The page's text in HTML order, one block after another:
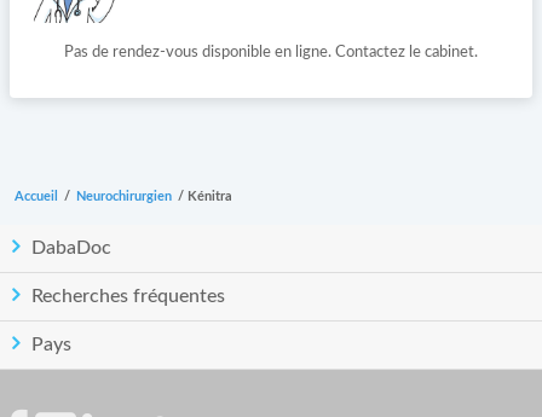
Pas de rendez-vous disponible en ligne. Contactez le cabinet.
Accueil / Neurochirurgien / Kénitra
DabaDoc
Recherches fréquentes
Pays